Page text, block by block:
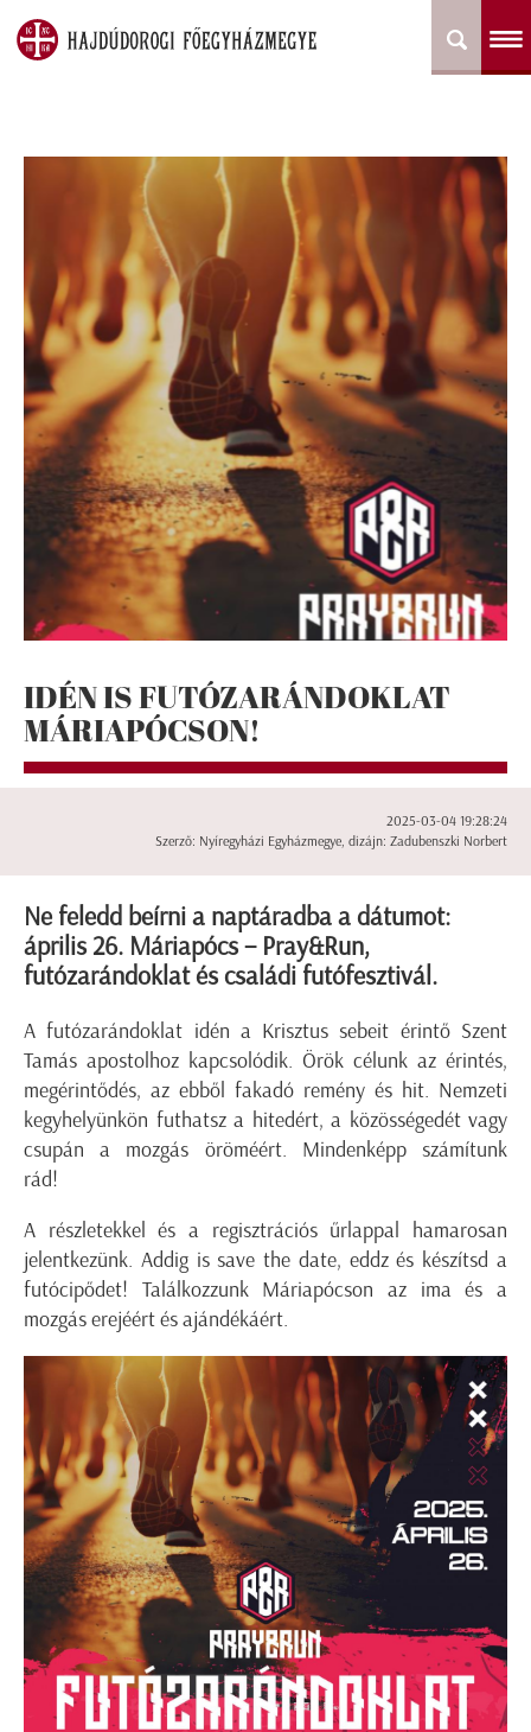
IDÉN IS FUTÓZARÁNDOKLAT
MÁRIAPÓCSON!
2025-03-04 19:28:24
Szerző: Nyíregyházi Egyházmegye, dizájn: Zadubenszki Norbert
Ne feledd beírni a naptáradba a dátumot:
április 26. Máriapócs – Pray&Run,
futózarándoklat és családi futófesztivál.
A futózarándoklat idén a Krisztus sebeit érintő Szent
Tamás apostolhoz kapcsolódik. Örök célunk az érintés,
megérintődés, az ebből fakadó remény és hit. Nemzeti
kegyhelyünkön futhatsz a hitedért, a közösségedét vagy
csupán a mozgás öröméért. Mindenképp számítunk
rád!
A részletekkel és a regisztrációs űrlappal hamarosan
jelentkezünk. Addig is save the date, eddz és készítsd a
futócipődet! Találkozzunk Máriapócson az ima és a
mozgás erejéért és ajándékáért.